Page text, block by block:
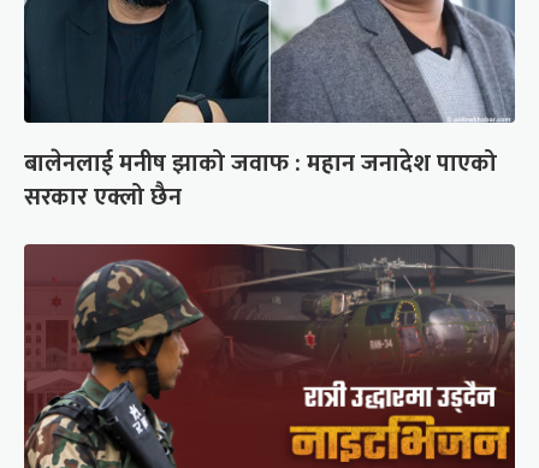
बालेनलाई मनीष झाको जवाफ : महान जनादेश पाएको
सरकार एक्लो छैन